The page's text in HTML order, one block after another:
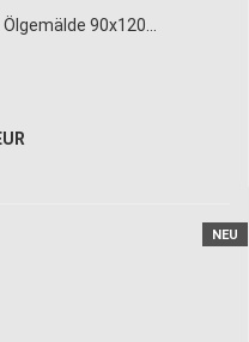
90x120...
NEU